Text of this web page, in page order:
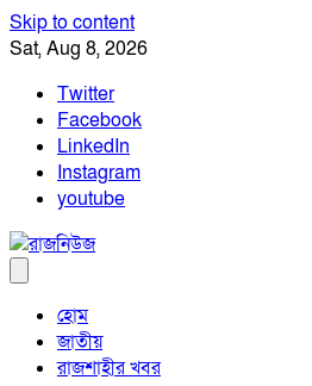
Skip to content
Sat, Aug 8, 2026
Twitter
Facebook
LinkedIn
Instagram
youtube
হোম
জাতীয়
রাজশাহীর খবর